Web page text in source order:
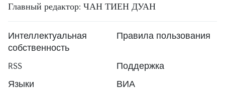
Главный редактор: ЧАН ТИЕН ДУАН
Интеллектуальная
собственность
Правила пользования
RSS
Поддержка
Языки
ВИА